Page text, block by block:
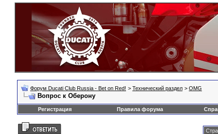
Форум Ducati Club Russia - Bet on Red! > Технический раздел > OMG
Вопрос к Оберону
Регистрация Правила форума